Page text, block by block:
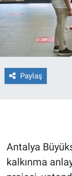
Paylaş
Antalya
kalkınma
Haber